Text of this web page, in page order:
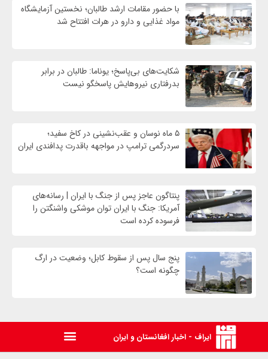
با حضور مقامات ارشد طالبان؛ نخستین آزمایشگاه
مواد غذایی و دارو در هرات افتتاح شد
شکایت‌های بی‌پاسخ؛ یوناما: طالبان در برابر
بدرفتاری نیروهایش پاسخگو نیست
۵ ماه نوسان و عقب‌نشینی در کاخ سفید؛
سردرگمی ترامپ در مواجهه باقدرت پدافندی ایران
پنتاگون عاجز پس از جنگ با ایران | رسانه‌های
آمریکا: جنگ با ایران توان موشکی واشنگتن را
فرسوده کرده است
پنج سال پس از سقوط کابل؛ وضعیت در ارگ
چگونه است؟
ایراف - اخبار افغانستان و ایران